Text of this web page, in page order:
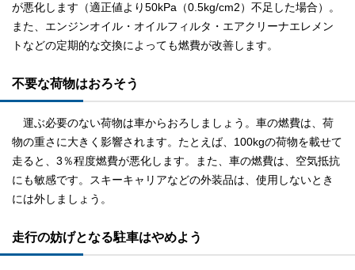
が悪化します（適正値より50kPa（0.5kg/cm2）不足した場合）。
また、エンジンオイル・オイルフィルタ・エアクリーナエレメン
トなどの定期的な交換によっても燃費が改善します。
不要な荷物はおろそう
運ぶ必要のない荷物は車からおろしましょう。車の燃費は、荷
物の重さに大きく影響されます。たとえば、100kgの荷物を載せて
走ると、3％程度燃費が悪化します。また、車の燃費は、空気抵抗
にも敏感です。スキーキャリアなどの外装品は、使用しないとき
には外しましょう。
走行の妨げとなる駐車はやめよう